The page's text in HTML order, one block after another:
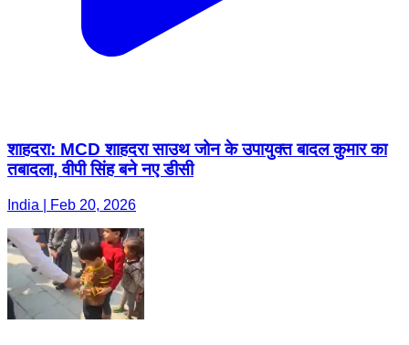
शाहदरा: MCD शाहदरा साउथ जोन के उपायुक्त बादल कुमार का
तबादला, वीपी सिंह बने नए डीसी
India | Feb 20, 2026